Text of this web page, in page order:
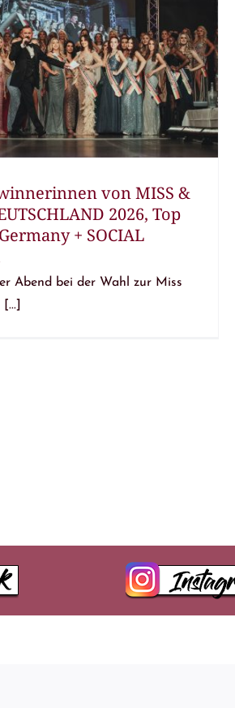
von MISS &
2026, Top
+ SOCIAL
Abend bei der Wahl zur Miss